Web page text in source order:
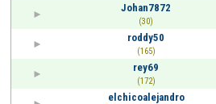
Johan7872
(30)
roddy50
(165)
rey69
(172)
elchicoalejandro